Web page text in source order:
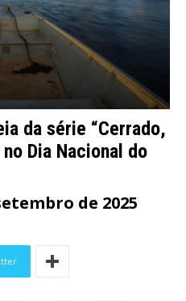
da série “Cerrado,
Dia Nacional do
de 2025